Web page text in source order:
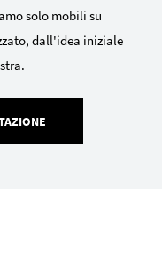
solo mobili su
dall'idea iniziale